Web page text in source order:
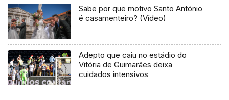
Sabe por que motivo Santo António
é casamenteiro? (Vídeo)
Adepto que caiu no estádio do
Vitória de Guimarães deixa
cuidados intensivos